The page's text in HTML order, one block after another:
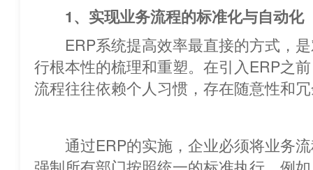
1、实现业务流程的标准化与自动化
ERP系统提高效率最直接的方式，是
行根本性的梳理和重塑。在引入ERP之
流程往往依赖个人习惯，存在随意性和
通过ERP的实施，企业必须将业务流